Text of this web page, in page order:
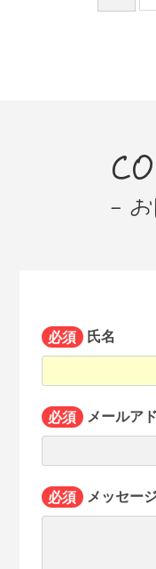
- お
必須 氏名
必須 メールア
必須 メッセー